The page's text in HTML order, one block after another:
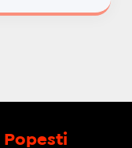
Popesti